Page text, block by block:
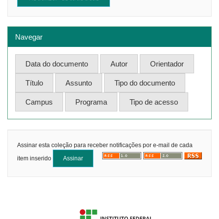
Navegar
Assinar esta coleção para receber notificações por e-mail de cada
item inserido